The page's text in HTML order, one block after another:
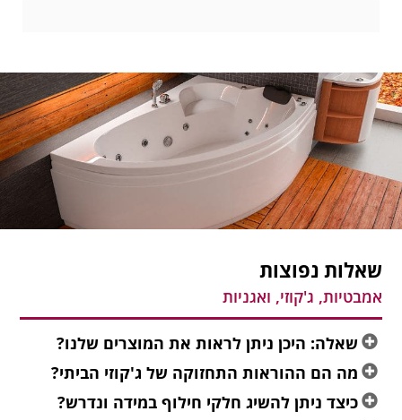
שאלות נפוצות
אמבטיות, ג'קוזי, ואגניות
שאלה: היכן ניתן לראות את המוצרים שלנו?
מה הם ההוראות התחזוקה של ג'קוזי הביתי?
כיצד ניתן להשיג חלקי חילוף במידה ונדרש?